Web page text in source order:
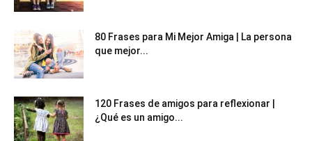
80 Frases para Mi Mejor Amiga | La persona
que mejor...
120 Frases de amigos para reflexionar |
¿Qué es un amigo...